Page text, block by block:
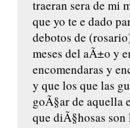
traeran sera de mi
que yo te e dado
debotos de
meses del aÃ±o y
encomendaras y
y que los que las
goÃ§ar de aquella
que diÃ§hosas son